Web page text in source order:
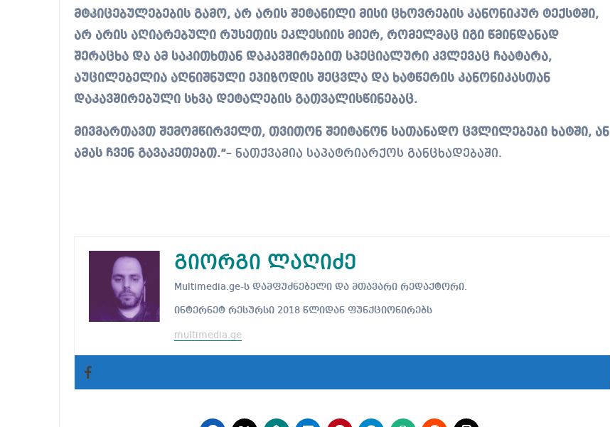
მტკიცებულებების გამო, არ არის შეტანილი მისი ცხოვრების კანონიკურ ტექსტში,
არ არის აღიარებული რუსეთის ეკლესიის მიერ, რომელმაც იგი წმინდანად
შერაცხა და ამ საკითხთან დაკავშირებით სპეციალური კვლევაც ჩაატარა,
აუცილებელია აღნიშნული ეპიზოდის შეცვლა და ხატწერის კანონიკასთან
დაკავშირებული სხვა დეტალების გათვალისწინებაც.
მივმართავთ შემომწირველთ, თვითონ შეიტანონ სათანადო ცვლილებები ხატში, ან
ამას ჩვენ გავაკეთებთ.”– ნათქვამია საპატრიარქოს განცხადებაში.
გიორგი ლაღიძე
Multimedia.ge-ს დამფუძნებელი და მთავარი რედაქტორი.
ინტერნეტ რესურსი 2018 წლიდან ფუნქციონირებს
multimedia.ge